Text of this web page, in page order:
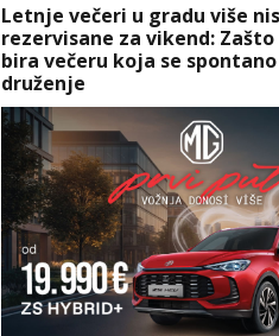
Letnje večeri u gradu više
rezervisane za vikend:
bira večeru koja se
druženje